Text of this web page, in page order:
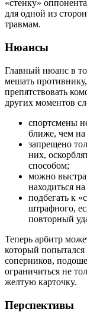
«стенку»
для одной из
травмам.
Нюансы
Главный нюанс в
мешать
препятствовать
других моментов
спортсмены
ближе, чем
запрещено
них,
способом;
можно
находиться
подбегать к
штрафного,
повторный
Теперь арбитр
который попытался
соперников,
ограничиться не
желтую карточку.
Перспективы